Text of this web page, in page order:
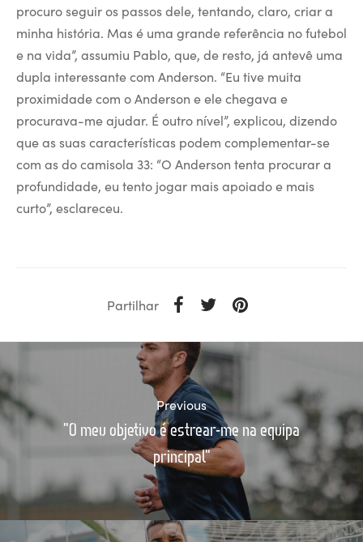
procuro seguir os passos dele, tentando, claro, criar a
minha história. Mas é uma grande referência no futebol
e na vida”, assumiu Pablo, que, de resto, já antevê uma
dupla interessante com Anderson. “Eu tive muita
proximidade com o Anderson e ele chegava e
procurava-me ajudar. É outro nível”, explicou, dizendo
que as suas características podem complementar-se
com as do camisola 33: “O Anderson tenta procurar a
profundidade, eu tento jogar mais apoiado e mais
curto”, esclareceu.
Partilhar
Previous
"O meu objetivo é estrear-me na equipa
principal"